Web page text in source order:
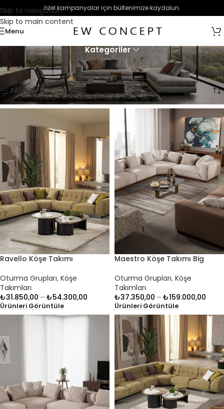
Skip to navigation
Skip to main content
özel kampanyalar için bültenimize kaydolun.
Menu
Kategoriler
Ana Sayfa Oturma Grupları Köşe Takımları
10 sonucun tümü gösteriliyor
Filtrele
Ravello Köşe Takımı
Oturma Grupları, Köşe
Takımları
₺31.850,00 – ₺54.300,00
Ürünleri Görüntüle
Maestro Köşe Takımı Big
Oturma Grupları, Köşe
Takımları
₺37.350,00 – ₺159.000,00
Ürünleri Görüntüle